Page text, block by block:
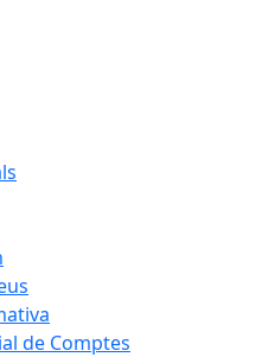
de Comptes